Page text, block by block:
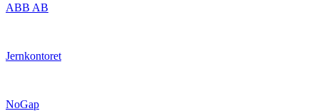
ABB AB
Jernkontoret
NoGap